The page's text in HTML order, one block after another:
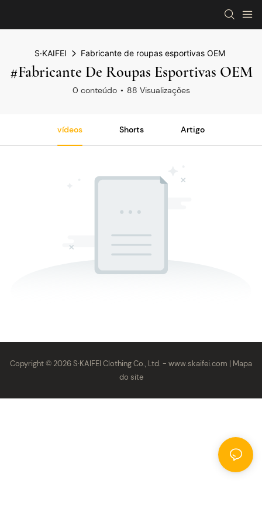
S·KAIFEI Fabricante de roupas esportivas OEM
#Fabricante De Roupas Esportivas OEM
0 conteúdo 88 Visualizações
vídeos Shorts Artigo
Copyright © 2026 S·KAIFEI Clothing Co., Ltd. - www.skaifei.com | Mapa
do site